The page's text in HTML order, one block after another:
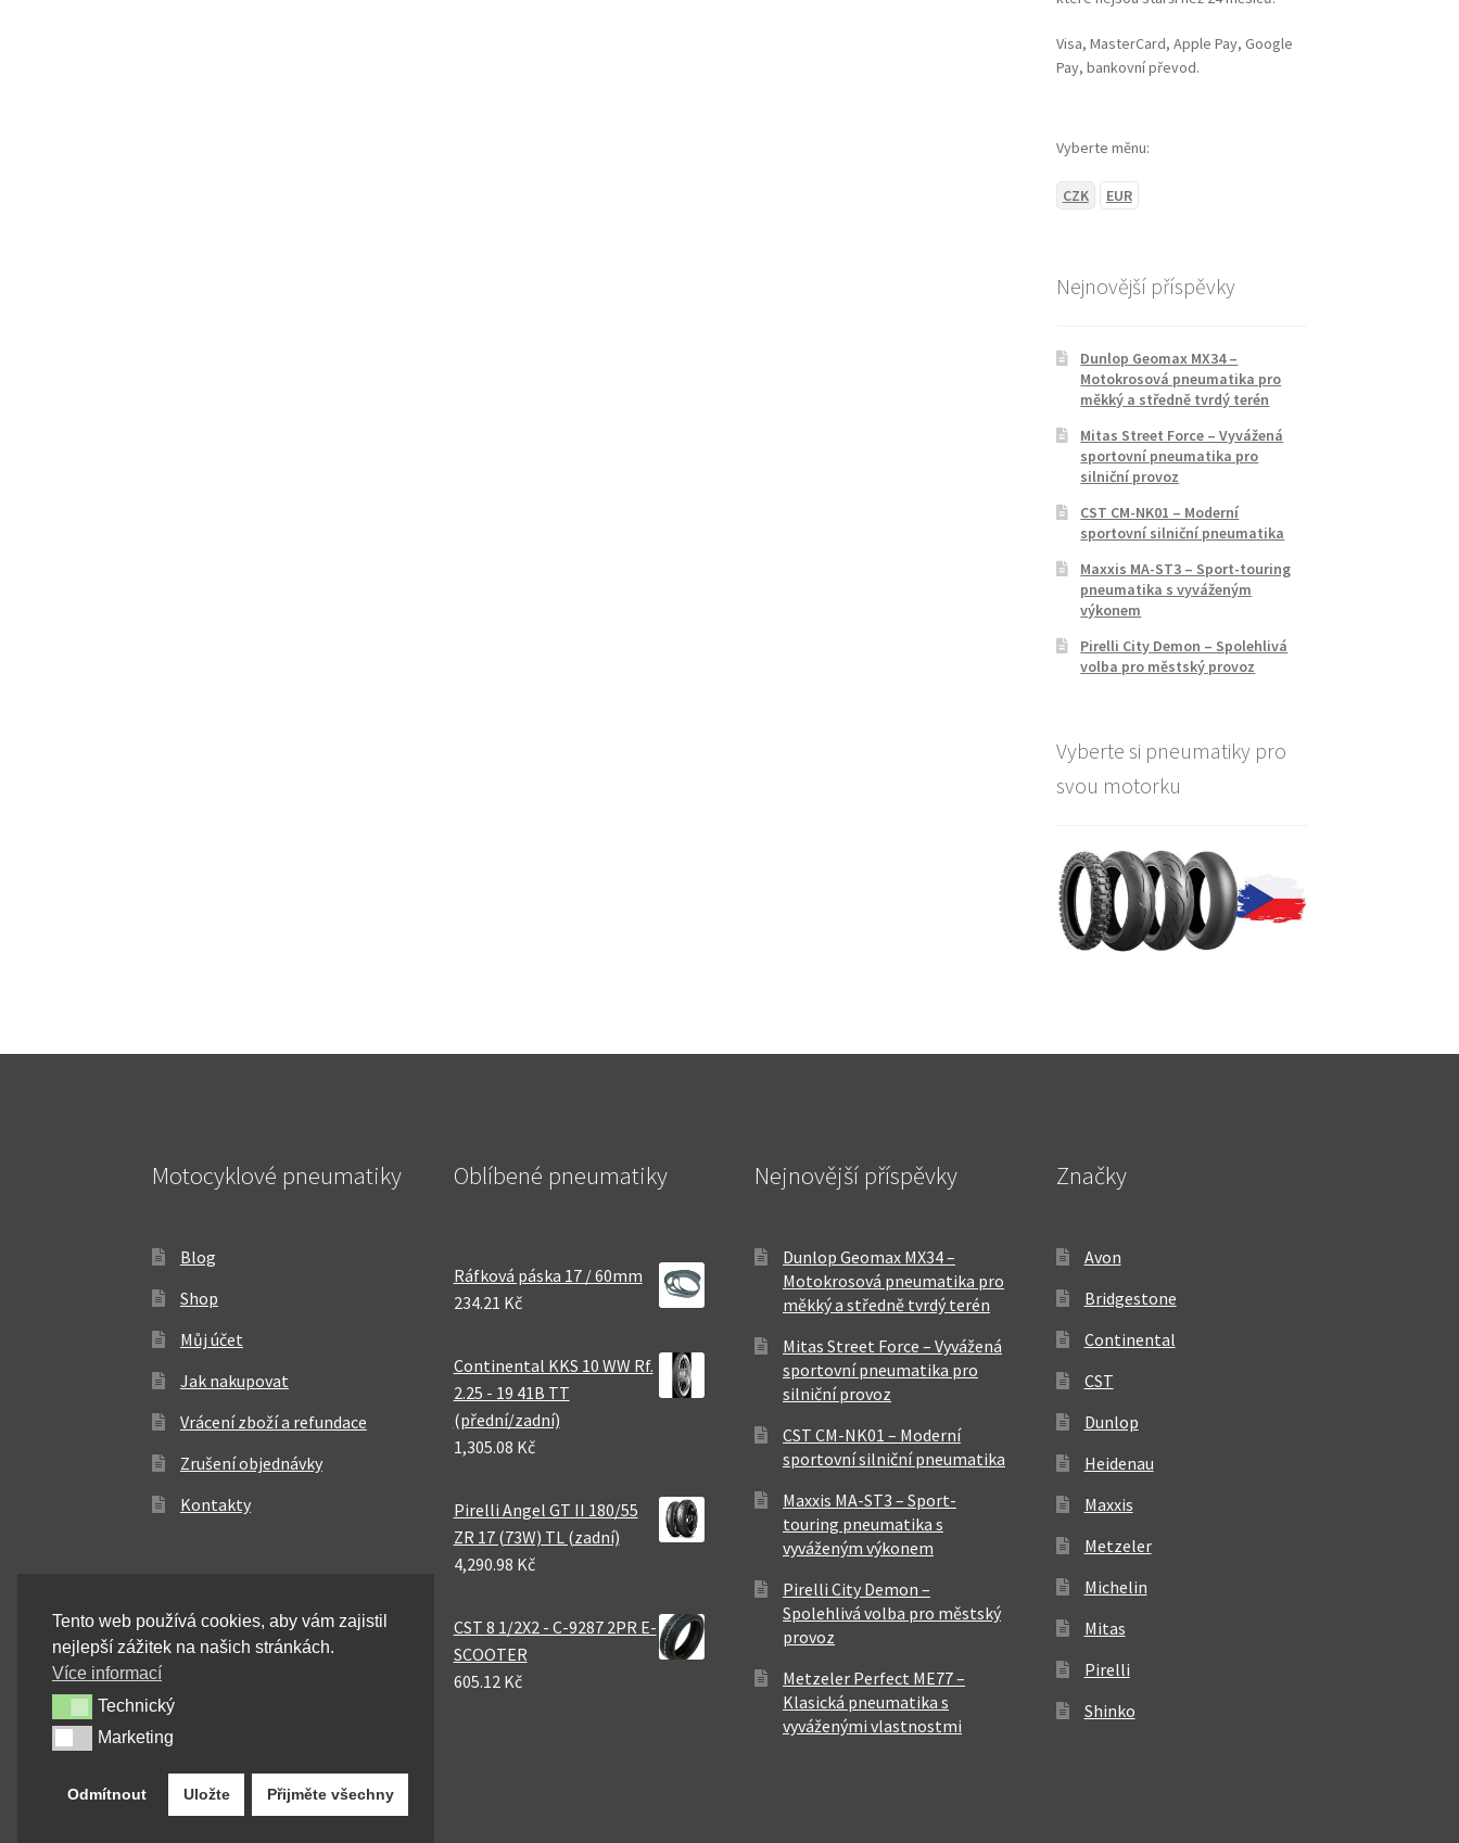
Visa, MasterCard, Apple Pay, Google
Pay, bankovní převod.
Vyberte měnu:
CZK EUR
Nejnovější příspěvky
Dunlop Geomax MX34 –
Motokrosová pneumatika pro
měkký a středně tvrdý terén
Mitas Street Force – Vyvážená
sportovní pneumatika pro
silniční provoz
CST CM-NK01 – Moderní
sportovní silniční pneumatika
Maxxis MA-ST3 – Sport-touring
pneumatika s vyváženým
výkonem
Pirelli City Demon – Spolehlivá
volba pro městský provoz
Vyberte si pneumatiky pro
svou motorku
Motocyklové pneumatiky
Blog
Shop
Můj účet
Jak nakupovat
Vrácení zboží a refundace
Zrušení objednávky
Kontakty
Oblíbené pneumatiky
Ráfková páska 17 / 60mm
234.21 Kč
Continental KKS 10 WW Rf.
2.25 - 19 41B TT
(přední/zadní)
1,305.08 Kč
Pirelli Angel GT II 180/55
ZR 17 (73W) TL (zadní)
4,290.98 Kč
CST 8 1/2X2 - C-9287 2PR E-
SCOOTER
605.12 Kč
Nejnovější příspěvky
Dunlop Geomax MX34 –
Motokrosová pneumatika pro
měkký a středně tvrdý terén
Mitas Street Force – Vyvážená
sportovní pneumatika pro
silniční provoz
CST CM-NK01 – Moderní
sportovní silniční pneumatika
Maxxis MA-ST3 – Sport-
touring pneumatika s
vyváženým výkonem
Pirelli City Demon –
Spolehlivá volba pro městský
provoz
Metzeler Perfect ME77 –
Klasická pneumatika s
vyváženými vlastnostmi
Značky
Avon
Bridgestone
Continental
CST
Dunlop
Heidenau
Maxxis
Metzeler
Michelin
Mitas
Pirelli
Shinko
Tento web používá cookies, aby vám zajistil
nejlepší zážitek na našich stránkách.
Více informací
TechnickýTechnický
MarketingMarketing
Odmítnout Uložte Přijměte všechny